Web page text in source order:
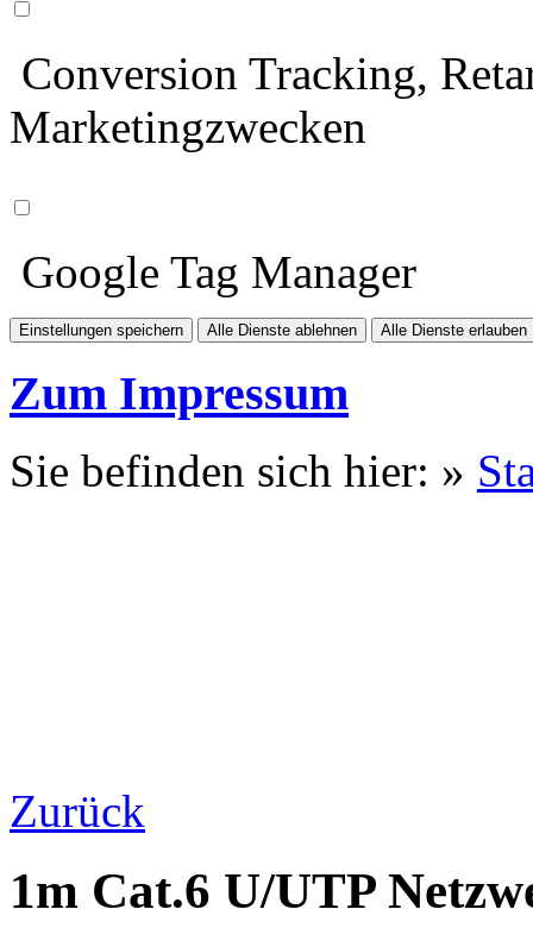
Conversion Tracking,
Marketingzwecken
Google Tag Manager
Einstellungen speichern Alle Dienste ablehnen Alle Dienste erlauben
Zum Impressum
Sie befinden sich hier: »
Zurück
1m Cat.6 U/UTP